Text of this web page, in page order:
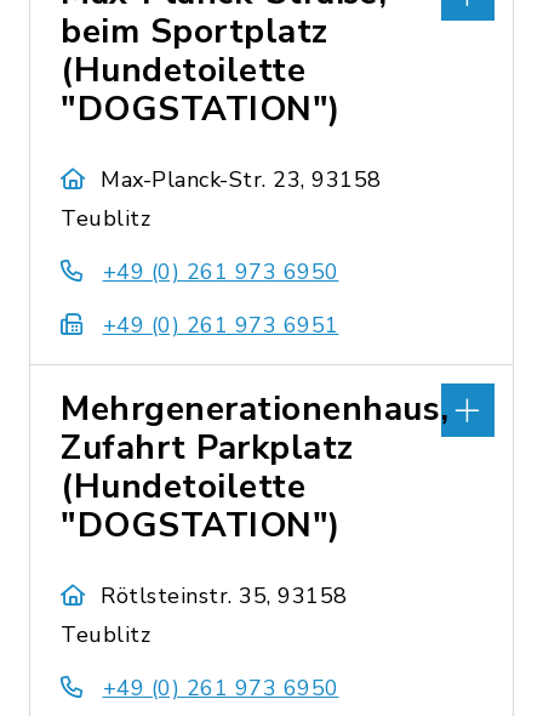
beim Sportplatz
(Hundetoilette
"DOGSTATION")
Max-Planck-Str. 23, 93158
Teublitz
+49 (0) 261 973 6950
+49 (0) 261 973 6951
Mehrgenerationenhaus,
Zufahrt Parkplatz
(Hundetoilette
"DOGSTATION")
Rötlsteinstr. 35, 93158
Teublitz
+49 (0) 261 973 6950